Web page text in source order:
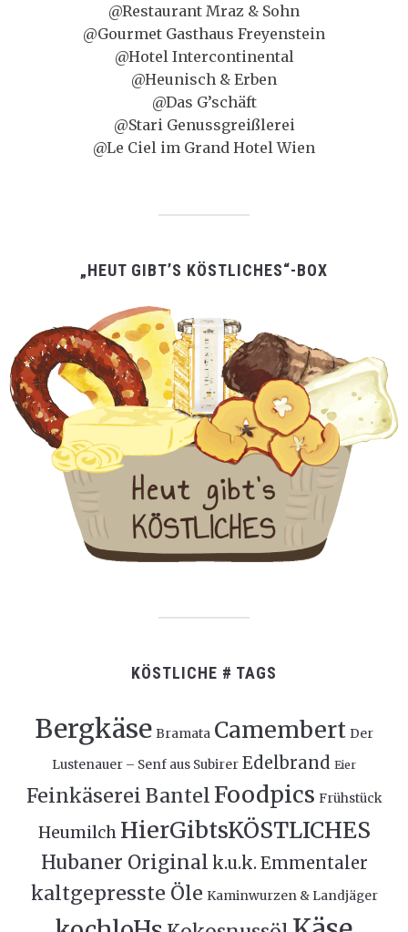
@Restaurant Mraz & Sohn
@Gourmet Gasthaus Freyenstein
@Hotel Intercontinental
@Heunisch & Erben
@Das G’schäft
@Stari Genussgreißlerei
@Le Ciel im Grand Hotel Wien
„HEUT GIBT’S KÖSTLICHES“-BOX
KÖSTLICHE # TAGS
Bergkäse Bramata Camembert Der
Lustenauer – Senf aus Subirer Edelbrand Eier
Feinkäserei BantelFoodpics Frühstück
Heumilch HierGibtsKÖSTLICHES
Hubaner Original k.u.k. Emmentaler
kaltgepresste Öle Kaminwurzen & Landjäger